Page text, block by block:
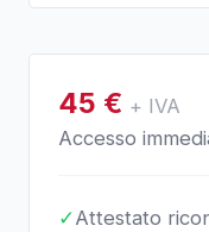
45 € + IVA
Accesso
✓Attestato